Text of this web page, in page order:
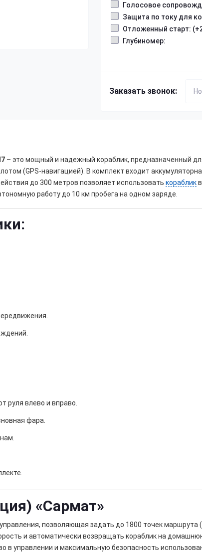
Голосовое
Защита по току для
Отложенный старт:
Глубиномер:
Заказать звонок:
– это мощный и надежный кораблик, предназначенный
(GPS-навигацией). В комплект входит
до 300 метров позволяет использовать кораблик
работу до 10 км пробега на одном заряде.
руля влево и вправо.
фара.
«Сармат»
позволяющая задать до 1800 точек маршрута
и автоматически возвращать кораблик на
в управлении и максимальную безопасность